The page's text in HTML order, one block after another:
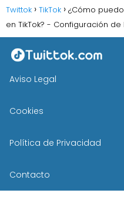
Twittok TikTok
¿Cómo
en TikTok? - Configuración
Aviso Legal
Cookies
Política de Privacidad
Contacto